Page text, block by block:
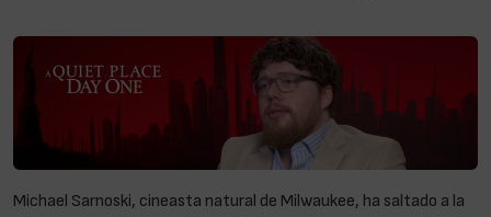
Michael Sarnoski, cineasta natural de Milwaukee, ha saltado a la